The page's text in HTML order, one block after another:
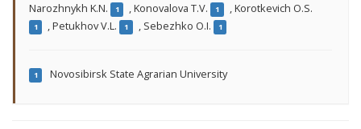
Narozhnykh K.N. 1 ,Konovalova T.V. 1 ,Korotkevich O.S.
1 ,Petukhov V.L. 1 , Sebezhko O.I. 1
1 Novosibirsk State Agrarian University